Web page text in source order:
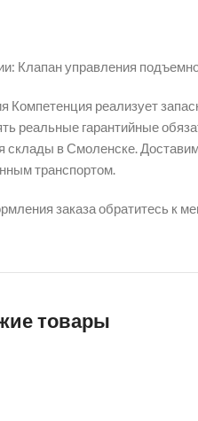
Клапан управления
Компетенция реализует
реальные гарантийные
в Смоленске. Доставим
транспортом.
заказа обратитесь к
товары